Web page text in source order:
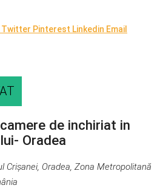
Twitter Pinterest Linkedin Email
de inchiriat in
Oradea
Crișanei, Oradea, Zona Metropolitană